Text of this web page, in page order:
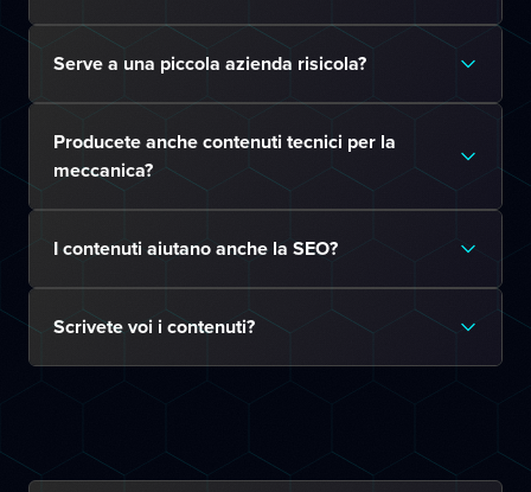
Serve a una piccola azienda risicola?
Producete anche contenuti tecnici per la
meccanica?
I contenuti aiutano anche la SEO?
Scrivete voi i contenuti?